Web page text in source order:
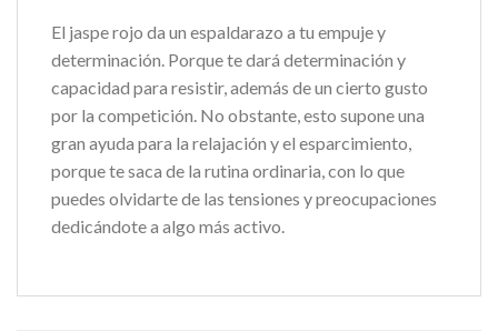
El jaspe rojo da un espaldarazo a tu empuje y
determinación. Porque te dará determinación y
capacidad para resistir, además de un cierto gusto
por la competición. No obstante, esto supone una
gran ayuda para la relajación y el esparcimiento,
porque te saca de la rutina ordinaria, con lo que
puedes olvidarte de las tensiones y preocupaciones
dedicándote a algo más activo.